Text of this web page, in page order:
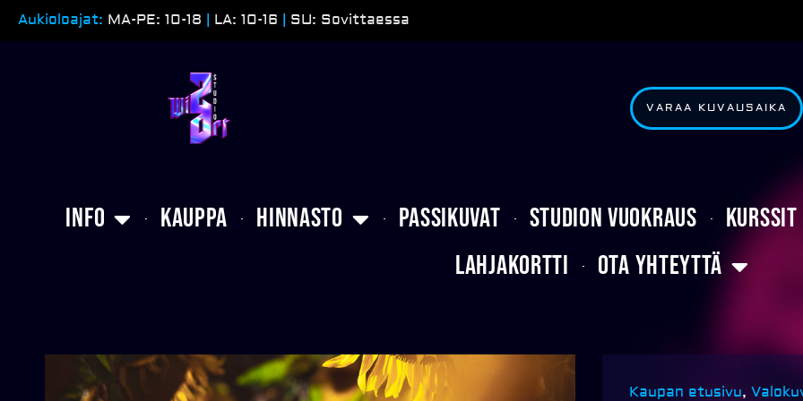
Siirry
Aukioloajat: MA-PE: 10-18 LA: 10-16 SU: Sovittaessa
VARAA KUVAUSAIKA
Info Kauppa Hinnasto Passikuvat Studion vuokraus Kurssit
Lahjakortti
Ota yhteyttä
Kaupan etusivu,